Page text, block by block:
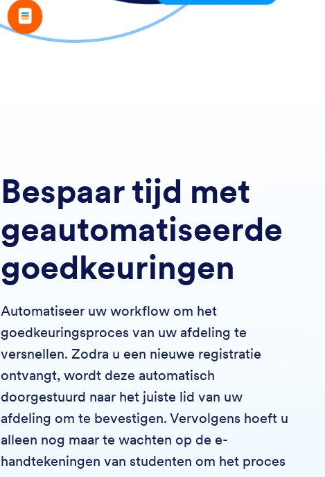
Bespaar tijd met
geautomatiseerde
goedkeuringen
Automatiseer uw workflow om het
goedkeuringsproces van uw afdeling te
versnellen. Zodra u een nieuwe registratie
ontvangt, wordt deze automatisch
doorgestuurd naar het juiste lid van uw
afdeling om te bevestigen. Vervolgens hoeft u
alleen nog maar te wachten op de e-
handtekeningen van studenten om het proces